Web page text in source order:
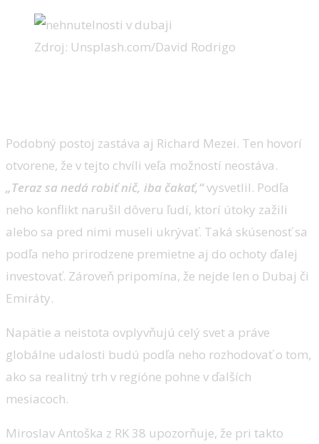
Zdroj: Unsplash.com/David Rodrigo
Podobný postoj zastáva aj Richard Mezei. Ten hovorí
otvorene, že v tejto chvíli veľa možností neostáva.
„Teraz sa nedá robiť nič, iba čakať,“vysvetlil. Podľa
neho konflikt narušil dôveru ľudí, ktorí útoky zažili
alebo sa pred nimi museli ukrývať. Taká skúsenosť sa
podľa neho prirodzene premietne aj do ochoty ďalej
investovať. Zároveň pripomína, že nejde len o Dubaj či
Emiráty.
Napätie a neistota ovplyvňujú celý svet a práve
globálne udalosti budú podľa neho rozhodovať o tom,
ako sa realitný trh v regióne pohne v ďalších
mesiacoch.
Miroslav Antoška z RK 38 upozorňuje, že pri takto